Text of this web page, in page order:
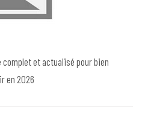
et actualisé pour bien
en 2026